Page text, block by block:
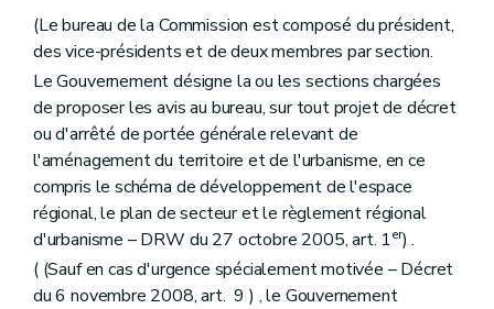
Chapitre III
Missions, structures et fonctionnement de la Commission
Art. 188
Art. 189
Art. 190
Art. 191
Titre II De la protection, de la prévention, de la restauration
Chapitre premier Des mesures de protection
Section première De l'inventaire
Art. 192
Section 2
De la liste de sauvegarde
Art. 193
Art. 194
Art. 195
Section 3
Du classement
(Le bureau de la Commission est composé du président,
des vice-présidents et de deux membres par section.
Le Gouvernement désigne la ou les sections chargées
de proposer les avis au bureau, sur tout projet de décret
ou d'arrêté de portée générale relevant de
l'aménagement du territoire et de l'urbanisme, en ce
compris le schéma de développement de l'espace
régional, le plan de secteur et le règlement régional
d'urbanisme – DRW du 27 octobre 2005, art. 1er) .
( (Sauf en cas d'urgence spécialement motivée – Décret
du 6 novembre 2008, art. 9 ) , le Gouvernement